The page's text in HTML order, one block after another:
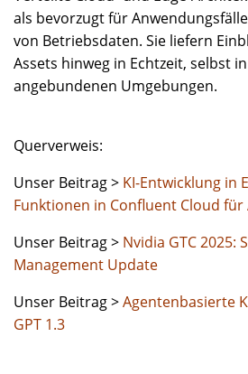
als bevorzugt für
von Betriebsdaten. Sie liefern
Assets hinweg in Echtzeit, selbst
angebundenen Umgebungen.
Querverweis:
Unser Beitrag > KI-Entwicklung in
Funktionen in Confluent Cloud für
Unser Beitrag > Nvidia GTC 2025:
Management Update
Unser Beitrag >Agentenbasierte
GPT 1.3